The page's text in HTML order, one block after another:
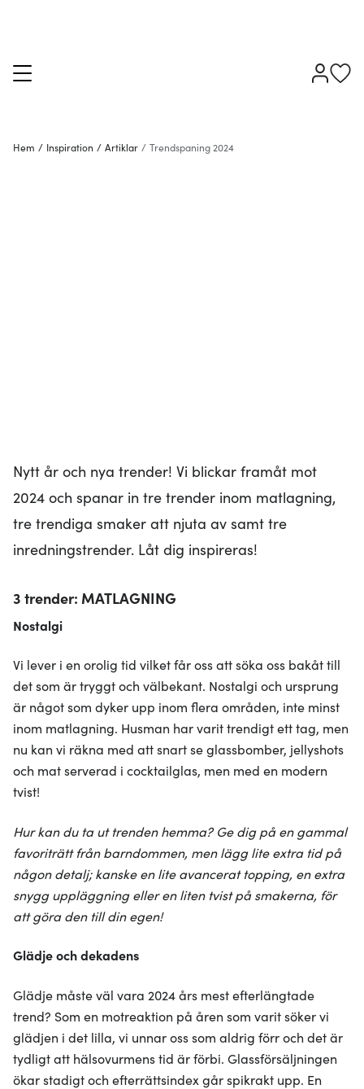
Hem / Inspiration / Artiklar / Trendspaning 2024
Nytt år och nya trender! Vi blickar framåt mot
2024 och spanar in tre trender inom matlagning,
tre trendiga smaker att njuta av samt tre
inredningstrender. Låt dig inspireras!
3 trender: MATLAGNING
Nostalgi
Vi lever i en orolig tid vilket får oss att söka oss bakåt till
det som är tryggt och välbekant. Nostalgi och ursprung
är något som dyker upp inom flera områden, inte minst
inom matlagning. Husman har varit trendigt ett tag, men
nu kan vi räkna med att snart se glassbomber, jellyshots
och mat serverad i cocktailglas, men med en modern
tvist!
Hur kan du ta ut trenden hemma? Ge dig på en gammal
favoriträtt från barndommen, men lägg lite extra tid på
någon detalj; kanske en lite avancerat topping, en extra
snygg uppläggning eller en liten tvist på smakerna, för
att göra den till din egen!
Glädje och dekadens
Glädje måste väl vara 2024 års mest efterlängtade
trend? Som en motreaktion på åren som varit söker vi
glädjen i det lilla, vi unnar oss som aldrig förr och det är
tydligt att hälsovurmens tid är förbi. Glassförsäljningen
ökar stadigt och efterrättsindex går spikrakt upp. En